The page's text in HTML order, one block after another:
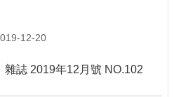
12-20
誌 2019年12月號 NO.102